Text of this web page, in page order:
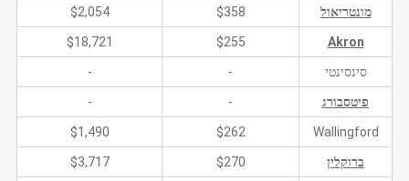
מונטריאול $358
$2,054
Akron
$255
$18,721
סינסינטי -
-
פיטסבורג -
-
Wallingford
$262
$1,490
ברוקלין $270
$3,717